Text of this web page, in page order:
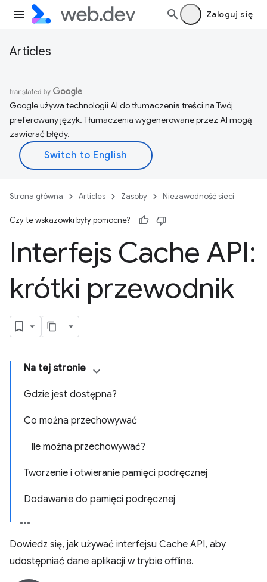
Zaloguj się
Articles
Google używa technologii AI do tłumaczenia treści na Twój
preferowany język. Tłumaczenia wygenerowane przez AI mogą
zawierać błędy.
Strona główna Articles Zasoby Niezawodność sieci
Czy te wskazówki były pomocne?
Interfejs Cache API:
krótki przewodnik
Na tej stronie
Gdzie jest dostępna?
Co można przechowywać
Ile można przechowywać?
Tworzenie i otwieranie pamięci podręcznej
Dodawanie do pamięci podręcznej
Dowiedz się, jak używać interfejsu Cache API, aby
udostępniać dane aplikacji w trybie offline.